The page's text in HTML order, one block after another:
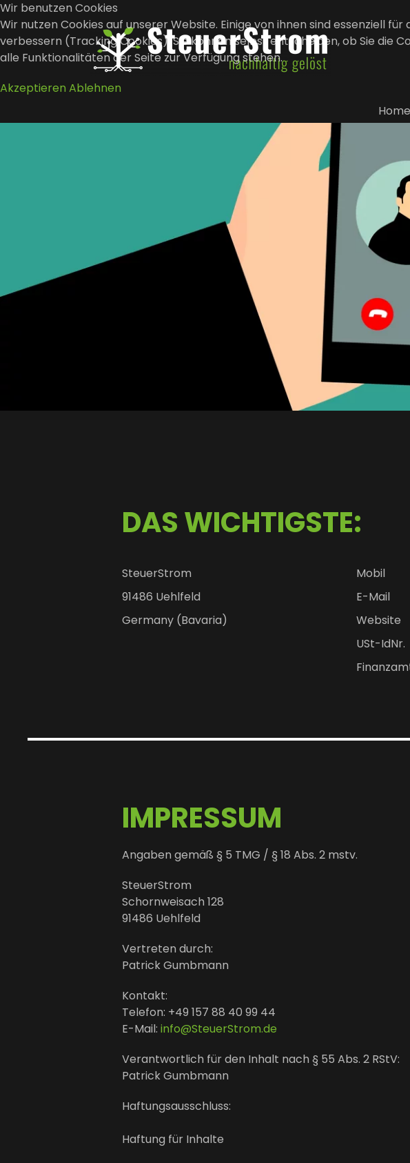
Zum Hauptinhalt springen
Home
DAS WICHTIGSTE:
SteuerStrom
91486 Uehlfeld
Germany (Bavaria)
Mobil
E-Mail
Website
USt-IdNr.
IMPRESSUM
Angaben gemäß § 5 TMG / § 18 Abs. 2 mstv.
SteuerStrom
Schornweisach 128
91486 Uehlfeld
Vertreten durch:
Patrick Gumbmann
Kontakt:
Telefon: +49 157 88 40 99 44
E-Mail: info@SteuerStrom.de
Verantwortlich für den Inhalt nach § 55 Abs. 2 RStV:
Patrick Gumbmann
Haftungsausschluss:
Haftung für Inhalte
Wir benutzen Cookies
Wir nutzen Cookies auf unserer Website. Einige von ihnen sind essenziell
verbessern (Tracking Cookies). Sie können selbst entscheiden, ob Sie die
alle Funktionalitäten der Seite zur Verfügung stehen.
Akzeptieren Ablehnen